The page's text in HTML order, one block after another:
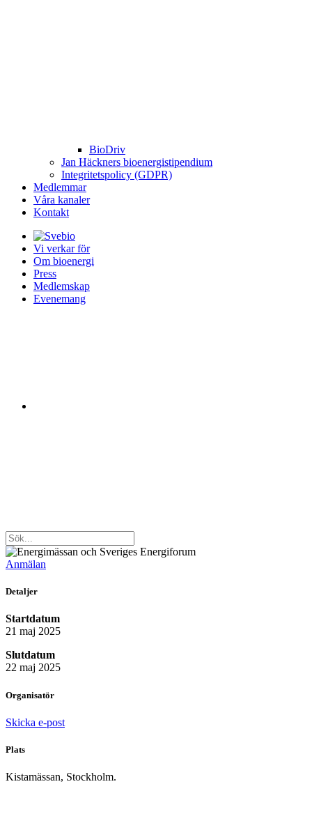
BioDriv
Jan Häckners bioenergistipendium
Integritetspolicy (GDPR)
Medlemmar
Våra kanaler
Kontakt
Vi verkar för
Om bioenergi
Press
Medlemskap
Evenemang
Anmälan
Detaljer
Startdatum
21 maj 2025
Slutdatum
22 maj 2025
Organisatör
Skicka e-post
Plats
Kistamässan, Stockholm.